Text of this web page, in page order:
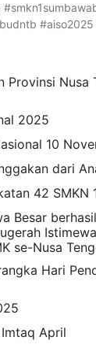
#aiso2025
Provinsi Nusa
2025
10
dari
42 SMKN
Besar
se-Nusa
Hari
April